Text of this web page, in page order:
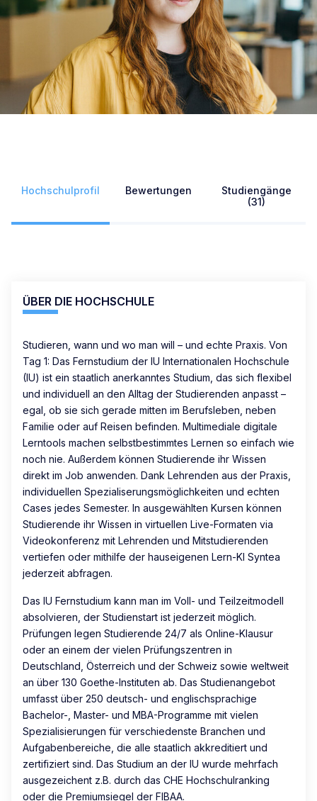
Hochschulprofil Bewertungen
Studiengänge
(31)
ÜBER DIE HOCHSCHULE
Studieren, wann und wo man will – und echte Praxis. Von
Tag 1: Das Fernstudium der IU Internationalen Hochschule
(IU) ist ein staatlich anerkanntes Studium, das sich flexibel
und individuell an den Alltag der Studierenden anpasst –
egal, ob sie sich gerade mitten im Berufsleben, neben
Familie oder auf Reisen befinden. Multimediale digitale
Lerntools machen selbstbestimmtes Lernen so einfach wie
noch nie. Außerdem können Studierende ihr Wissen
direkt im Job anwenden. Dank Lehrenden aus der Praxis,
individuellen Spezialiserungsmöglichkeiten und echten
Cases jedes Semester. In ausgewählten Kursen können
Studierende ihr Wissen in virtuellen Live-Formaten via
Videokonferenz mit Lehrenden und Mitstudierenden
vertiefen oder mithilfe der hauseigenen Lern-KI Syntea
jederzeit abfragen.
Das IU Fernstudium kann man im Voll- und Teilzeitmodell
absolvieren, der Studienstart ist jederzeit möglich.
Prüfungen legen Studierende 24/7 als Online-Klausur
oder an einem der vielen Prüfungszentren in
Deutschland, Österreich und der Schweiz sowie weltweit
an über 130 Goethe-Instituten ab. Das Studienangebot
umfasst über 250 deutsch- und englischsprachige
Bachelor-, Master- und MBA-Programme mit vielen
Spezialisierungen für verschiedenste Branchen und
Aufgabenbereiche, die alle staatlich akkreditiert und
zertifiziert sind. Das Studium an der IU wurde mehrfach
ausgezeichent z.B. durch das CHE Hochschulranking
oder die Premiumsiegel der FIBAA.